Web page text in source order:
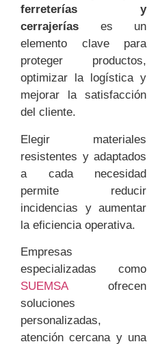
ferreterías y
cerrajerías es un
elemento clave para
proteger productos,
optimizar la logística y
mejorar la satisfacción
del cliente.
Elegir materiales
resistentes y adaptados
a cada necesidad
permite reducir
incidencias y aumentar
la eficiencia operativa.
Empresas
especializadas como
SUEMSAofrecen
soluciones
personalizadas,
atención cercana y una